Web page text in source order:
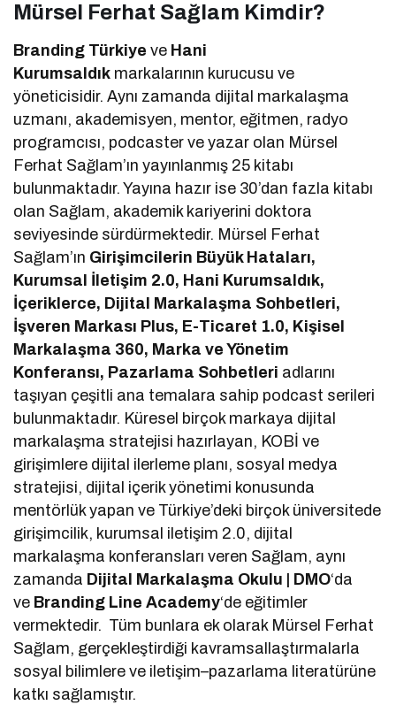
Mürsel Ferhat Sağlam Kimdir?
Branding Türkiye ve Hani
Kurumsaldık markalarının kurucusu ve
yöneticisidir. Aynı zamanda dijital markalaşma
uzmanı, akademisyen, mentor, eğitmen, radyo
programcısı, podcaster ve yazar olan Mürsel
Ferhat Sağlam’ın yayınlanmış 25 kitabı
bulunmaktadır. Yayına hazır ise 30’dan fazla kitabı
olan Sağlam, akademik kariyerini doktora
seviyesinde sürdürmektedir. Mürsel Ferhat
Sağlam’ın Girişimcilerin Büyük Hataları,
Kurumsal İletişim 2.0, Hani Kurumsaldık,
İçeriklerce, Dijital Markalaşma Sohbetleri,
İşveren Markası Plus, E-Ticaret 1.0, Kişisel
Markalaşma 360, Marka ve Yönetim
Konferansı, Pazarlama Sohbetleri adlarını
taşıyan çeşitli ana temalara sahip podcast serileri
bulunmaktadır. Küresel birçok markaya dijital
markalaşma stratejisi hazırlayan, KOBİ ve
girişimlere dijital ilerleme planı, sosyal medya
stratejisi, dijital içerik yönetimi konusunda
mentörlük yapan ve Türkiye’deki birçok üniversitede
girişimcilik, kurumsal iletişim 2.0, dijital
markalaşma konferansları veren Sağlam, aynı
zamanda Dijital Markalaşma Okulu | DMO‘da
ve Branding Line Academy‘de eğitimler
vermektedir. Tüm bunlara ek olarak Mürsel Ferhat
Sağlam, gerçekleştirdiği kavramsallaştırmalarla
sosyal bilimlere ve iletişim–pazarlama literatürüne
katkı sağlamıştır.